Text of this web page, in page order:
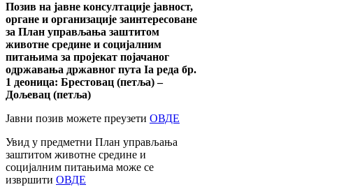
Позив на јавне консултације јавност,
органе и организације заинтересоване
за План управљања заштитом
животне средине и социјалним
питањима за пројекат појачаног
одржавања државног пута Ia реда бр.
1 деоница: Брестовац (петља) –
Дољевац (петља)
Јавни позив можете преузети ОВДЕ
Увид у предметни План управљања
заштитом животне средине и
социјалним питањима може се
извршити ОВДЕ